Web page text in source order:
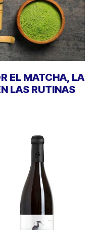
EL MATCHA, LA
LAS RUTINAS